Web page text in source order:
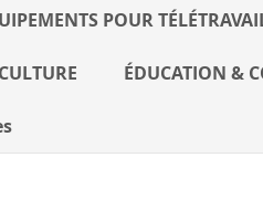
POUR
ÉDUCATION &